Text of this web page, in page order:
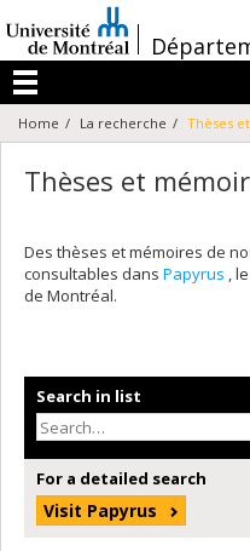
au
contenu
/
Menu
Home La recherche Thèses
Thèses et
Des thèses et mémoires de
consultables dans Papyrus ,
de Montréal.
Search in list
For a detailed search
Visit Papyrus